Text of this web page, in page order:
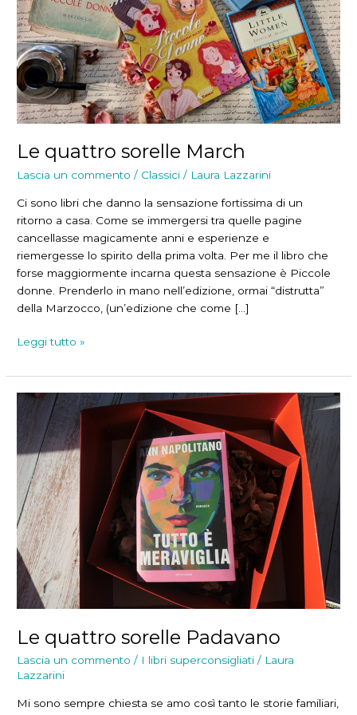
Le quattro sorelle March
Lascia un commento / Classici / Laura Lazzarini
Ci sono libri che danno la sensazione fortissima di un
ritorno a casa. Come se immergersi tra quelle pagine
cancellasse magicamente anni e esperienze e
riemergesse lo spirito della prima volta. Per me il libro che
forse maggiormente incarna questa sensazione è Piccole
donne. Prenderlo in mano nell’edizione, ormai “distrutta”
della Marzocco, (un’edizione che come […]
Le
sorelle
March
Leggi tutto »
Le quattro sorelle Padavano
Lascia un commento / I libri superconsigliati / Laura
Lazzarini
Mi sono sempre chiesta se amo così tanto le storie familiari,